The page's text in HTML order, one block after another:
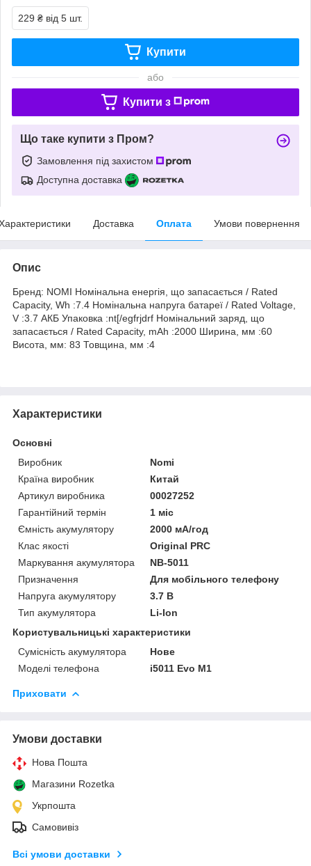
229 ₴ від 5 шт.
Купити
або
Купити з
Що таке купити з Пром?
Замовлення під захистом
Доступна доставка
Доставка Оплата Умови повернення
Опис
Бренд: NOMI Номінальна енергія, що запасається / Rated
Capacity, Wh :7.4 Номінальна напруга батареї / Rated Voltage,
V :3.7 АКБ Упаковка :nt[/egfrjdrf Номінальний заряд, що
запасається / Rated Capacity, mAh :2000 Ширина, мм :60
Висота, мм: 83 Товщина, мм :4
Характеристики
Основні
Виробник
Nomi
Країна виробник
Китай
Артикул виробника
00027252
Гарантійний термін
1 міс
Ємність акумулятору
2000 мА/год
Клас якості
Original PRC
Маркування акумулятора
NB-5011
Призначення
Для мобільного телефону
Напруга акумулятору
3.7 В
Тип акумулятора
Li-Ion
Користувальницькі характеристики
Сумісність акумулятора
Нове
Моделі телефона
i5011 Evo M1
Приховати
Умови доставки
Нова Пошта
Магазини Rozetka
Укрпошта
Самовивіз
Всі умови доставки